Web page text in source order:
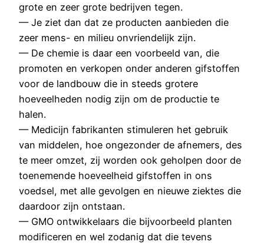
grote en zeer grote bedrijven tegen.
— Je ziet dan dat ze producten aanbieden die
zeer mens- en milieu onvriendelijk zijn.
— De chemie is daar een voorbeeld van, die
promoten en verkopen onder anderen gifstoffen
voor de landbouw die in steeds grotere
hoeveelheden nodig zijn om de productie te
halen.
— Medicijn fabrikanten stimuleren het gebruik
van middelen, hoe ongezonder de afnemers, des
te meer omzet, zij worden ook geholpen door de
toenemende hoeveelheid gifstoffen in ons
voedsel, met alle gevolgen en nieuwe ziektes die
daardoor zijn ontstaan.
— GMO ontwikkelaars die bijvoorbeeld planten
modificeren en wel zodanig dat die tevens